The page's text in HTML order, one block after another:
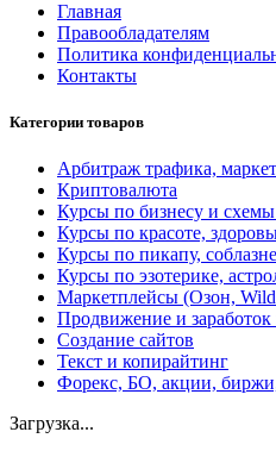
Главная
Правообладателям
Политика
Контакты
Категории товаров
Арбитраж трафика,
Криптовалюта
Курсы по бизнесу и схемы
Курсы по красоте,
Курсы по пикапу,
Курсы по эзотерике,
Маркетплейсы (Озон,
Продвижение и заработок
Создание сайтов
Текст и копирайтинг
Форекс, БО, акции,
Загрузка...